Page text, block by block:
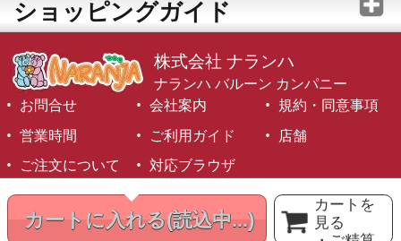
カートに入れる(読込中...)
カートを
見る
ショッピングガイド
株式会社 ナランハ
ナランハ バルーン カンパニー
お問合せ
会社案内
規約・同意事項
営業時間
ご利用ガイド
店舗
ご注文について
対応ブラウザ
©1999-2026 NARANJA Inc. All Rights Reserved.